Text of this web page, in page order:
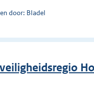
door: Bladel